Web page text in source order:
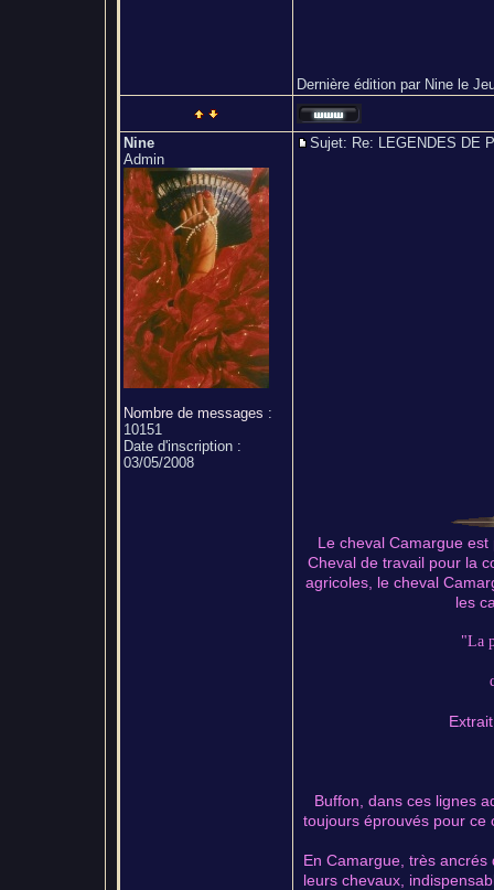
Dernière édition par Nine le
Nine
Admin
Nombre de messages :
10151
Date d'inscription :
03/05/2008
Sujet: Re: LEGENDES DE
Le cheval Camargue
Cheval de travail pour la
agricoles, le cheval
les
"La
Buffon, dans ces lignes
toujours éprouvés pour ce
En Camargue, très
leurs chevaux,